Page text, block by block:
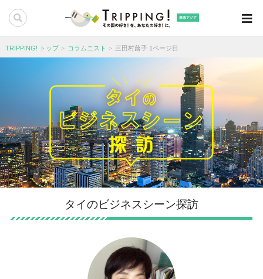
東南アジア
TRIPPING! トップ コラムニスト 三田村蕗子 1ページ目
タイのビジネスシーン探訪